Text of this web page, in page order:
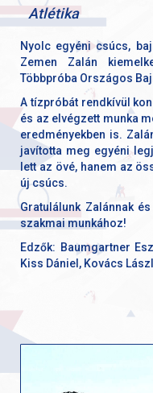
Atlétika
Nyolc egyéni csúcs,
Zemen Zalán
Többpróba Országos
A tízpróbát rendkívül
és az elvégzett munka
eredményekben is.
javította meg egyéni
lett az övé, hanem az
új csúcs.
Gratulálunk Zalánnak
szakmai munkához!
Edzők: Baumgartner
Kiss Dániel, Kovács